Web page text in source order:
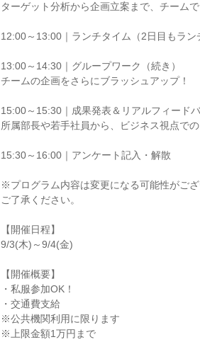
ターゲット分析から企画立案まで、チーム
12:00～13:00｜ランチタイム（2日目もラン
13:00～14:30｜グループワーク（続き）
チームの企画をさらにブラッシュアップ！
15:00～15:30｜成果発表＆リアルフィードバ
所属部長や若手社員から、ビジネス視点で
15:30～16:00｜アンケート記入・解散
※プログラム内容は変更になる可能性がござ
ご了承ください。
【開催日程】
9/3(木)～9/4(金)
【開催概要】
・私服参加OK！
・交通費支給
※公共機関利用に限ります
※上限金額1万円まで